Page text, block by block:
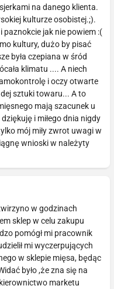
na danego klienta.
kulturze osobistej.;).
paznokcie jak nie powiem :(
kultury, dużo by pisać
była czepiana w śród
klimatu .... A niech
i oczy otwarte
sztuki towaru... A to
mają szacunek u
i miłego dnia nigdy
mój miły zwrot uwagi w
wnioski w należyty
w godzinach
sklep w celu zakupu
pomógł mi pracownik
mi wyczerpujących
w sklepie mięsa, będąc
było ,że zna się na
marketu